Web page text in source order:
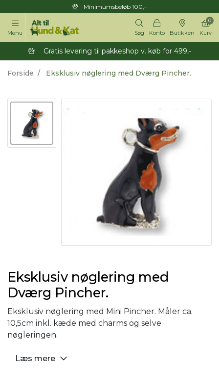
Minimumsbeløb 100,-
Menu Søg Konto Butikken Kurv
0
Gratis levering til pakkeshop v. køb for 499,-
Forside Eksklusiv nøglering med Dværg Pincher.
Eksklusiv nøglering med
Dværg Pincher.
Eksklusiv nøglering med Mini Pincher. Måler ca.
10,5cm inkl. kæde med charms og selve
nøgleringen.
Læs mere